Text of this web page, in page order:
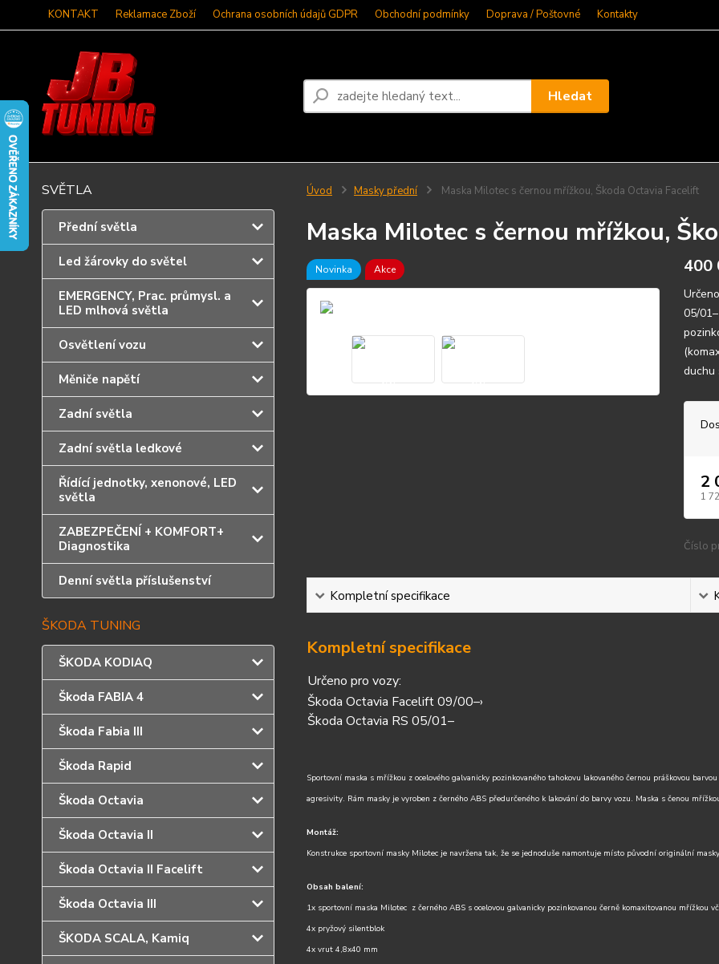
KONTAKT Reklamace Zboží Ochrana osobních údajů GDPR Obchodní podmínky Doprava / Poštovné Kontakty
Hledat
SVĚTLA
Přední světla
Led žárovky do světel
EMERGENCY, Prac. průmysl. a
LED mlhová světla
Osvětlení vozu
Měniče napětí
Zadní světla
Zadní světla ledkové
Řídící jednotky, xenonové, LED
světla
ZABEZPEČENÍ + KOMFORT+
Diagnostika
Denní světla příslušenství
ŠKODA TUNING
ŠKODA KODIAQ
Škoda FABIA 4
Škoda Fabia III
Škoda Rapid
Škoda Octavia
Škoda Octavia II
Škoda Octavia II Facelift
Škoda Octavia III
ŠKODA SCALA, Kamiq
Úvod Masky přední Maska Milotec s černou mřížkou, Škoda Octavia Facelift
Maska Milotec s černou mřížkou,
Novinka Akce 400
05/
duchu
2
1
Číslo
Kompletní specifikace
Kompletní specifikace
Určeno pro vozy:
Škoda Octavia Facelift 09/00–›
Škoda Octavia RS 05/01–
Sportovní maska s mřížkou z ocelového galvanicky pozinkovaného tahokovu lakovaného černou práškovou
agresivity. Rám masky je vyroben z černého ABS předurčeného k lakování do barvy vozu. Maska s čenou
Montáž:
Konstrukce sportovní masky Milotec je navržena tak, že se jednoduše namontuje místo původní originální
Obsah balení:
1x sportovní maska Milotec z černého ABS s ocelovou galvanicky pozinkovanou černě komaxitovanou mřížkou
4x pryžový silentblok
4x vrut 4,8x40 mm